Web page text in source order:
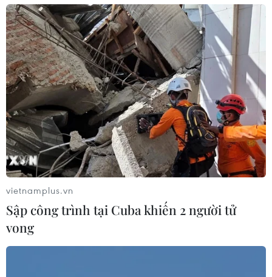
Luật Phát triển đô thị góp phần thể
chế hóa đổi mới mô hình phát triển
07/08/2026 06:55
Thu hồi 89 ha đất đấu giá chọn nhà
đầu tư công trình thành phố cảng
hàng không
Hàn Quốc đầu tư xây “Thung lũng
K-Vietnam” gắn với hậu duệ dòng họ
vietnamplus.vn
Sập công trình tại Cuba khiến 2 người tử
vong